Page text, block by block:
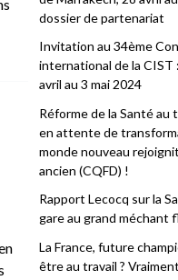
dossier de partenariat
Invitation au 34ème
international de la CIST
avril au 3 mai 2024
Réforme de la Santé au
en attente de
monde nouveau
ancien (CQFD) !
Rapport Lecocq sur la
gare au grand méchant
La France, future
être au travail ?